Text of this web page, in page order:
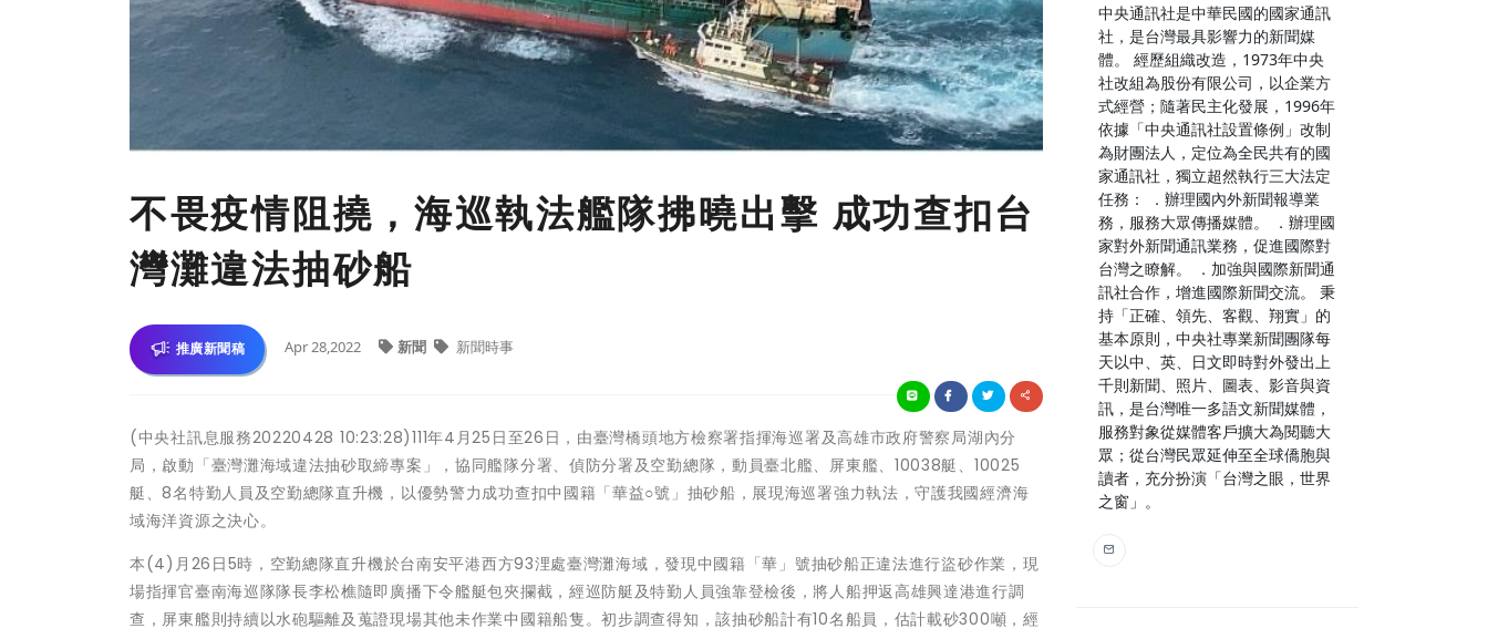
不畏疫情阻撓，海巡執法艦隊拂曉出擊 成功查扣台
灣灘違法抽砂船
推廣新聞稿 Apr 28,2022 新聞 新聞時事
(中央社訊息服務20220428 10:23:28)111年4月25日至26日，由臺灣橋頭地方檢察署指揮海巡署及高雄市政府警察局湖內分
局，啟動「臺灣灘海域違法抽砂取締專案」，協同艦隊分署、偵防分署及空勤總隊，動員臺北艦、屏東艦、10038艇、10025
艇、8名特勤人員及空勤總隊直升機，以優勢警力成功查扣中國籍「華益○號」抽砂船，展現海巡署強力執法，守護我國經濟海
域海洋資源之決心。
本(4)月26日5時，空勤總隊直升機於台南安平港西方93浬處臺灣灘海域，發現中國籍「華」號抽砂船正違法進行盜砂作業，現
場指揮官臺南海巡隊隊長李松樵隨即廣播下令艦艇包夾攔截，經巡防艇及特勤人員強靠登檢後，將人船押返高雄興達港進行調
查，屏東艦則持續以水砲驅離及蒐證現場其他未作業中國籍船隻。初步調查得知，該抽砂船計有10名船員，估計載砂300噸，經
中央通訊社是中華民國的國家通訊
社，是台灣最具影響力的新聞媒
體。 經歷組織改造，1973年中央
社改組為股份有限公司，以企業方
式經營；隨著民主化發展，1996年
依據「中央通訊社設置條例」改制
為財團法人，定位為全民共有的國
家通訊社，獨立超然執行三大法定
任務： ．辦理國內外新聞報導業
務，服務大眾傳播媒體。 ．辦理國
家對外新聞通訊業務，促進國際對
台灣之瞭解。 ．加強與國際新聞通
訊社合作，增進國際新聞交流。 秉
持「正確、領先、客觀、翔實」的
基本原則，中央社專業新聞團隊每
天以中、英、日文即時對外發出上
千則新聞、照片、圖表、影音與資
訊，是台灣唯一多語文新聞媒體，
服務對象從媒體客戶擴大為閱聽大
眾；從台灣民眾延伸至全球僑胞與
讀者，充分扮演「台灣之眼，世界
之窗」。